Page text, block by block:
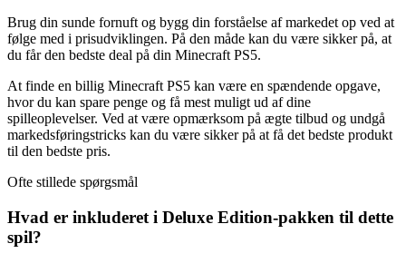
Brug din sunde fornuft og bygg din forståelse af markedet op ved at
følge med i prisudviklingen. På den måde kan du være sikker på, at
du får den bedste deal på din Minecraft PS5.
At finde en billig Minecraft PS5 kan være en spændende opgave,
hvor du kan spare penge og få mest muligt ud af dine
spilleoplevelser. Ved at være opmærksom på ægte tilbud og undgå
markedsføringstricks kan du være sikker på at få det bedste produkt
til den bedste pris.
Ofte stillede spørgsmål
Hvad er inkluderet i Deluxe Edition-pakken til dette
spil?